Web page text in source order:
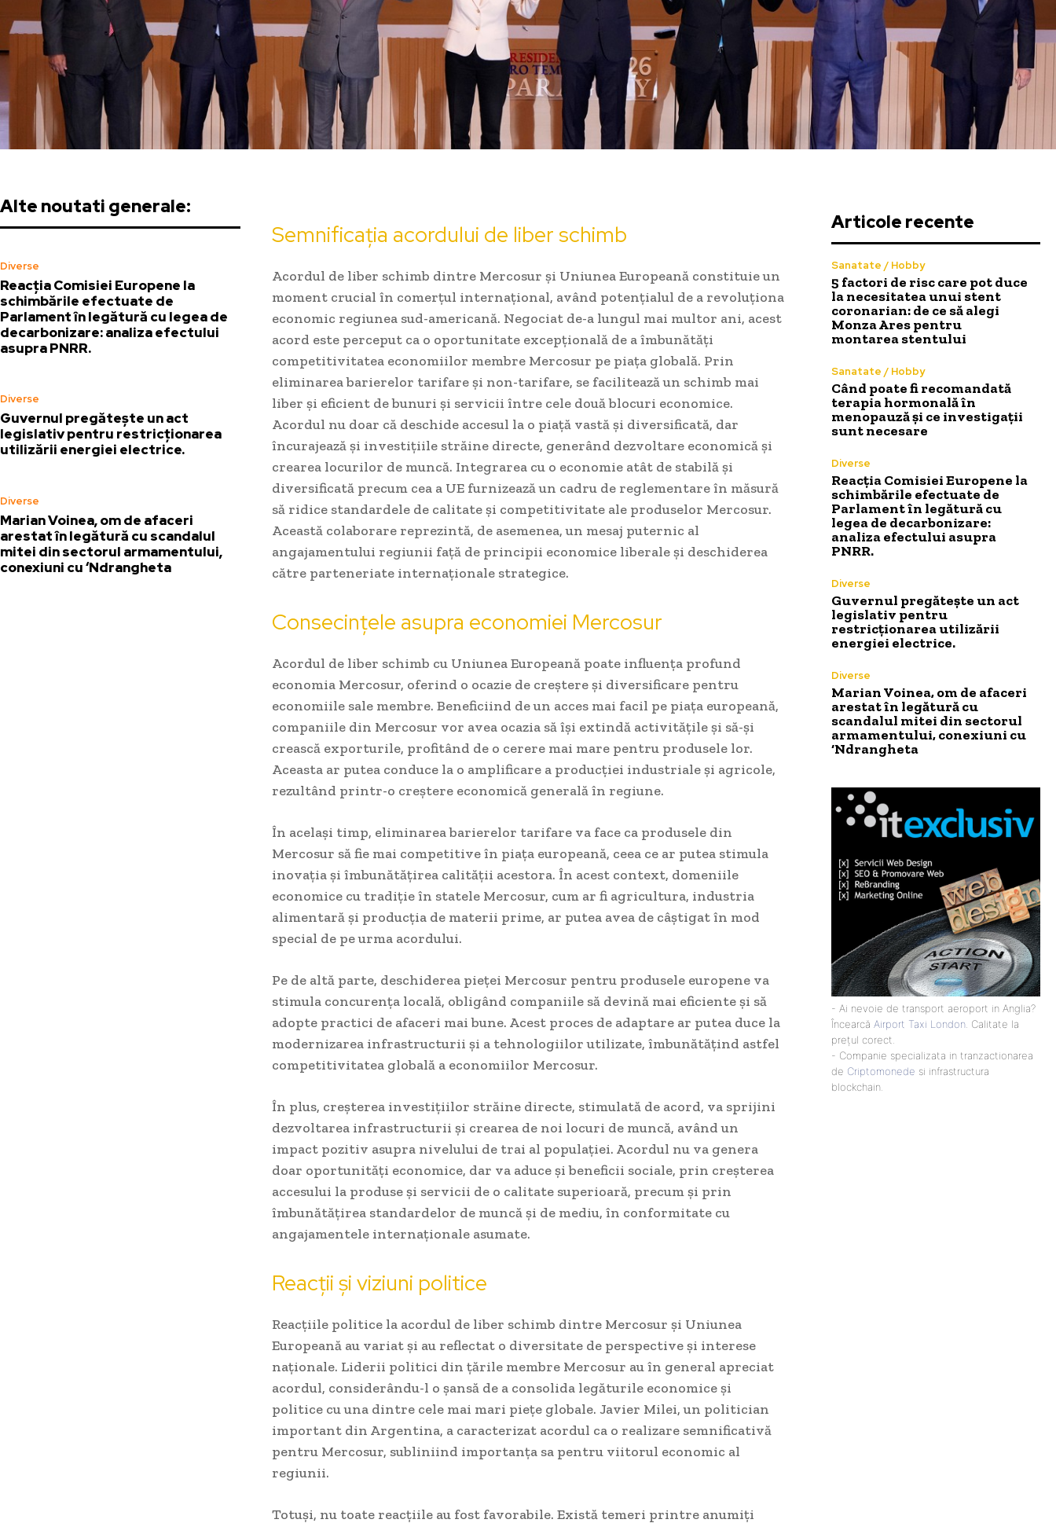
Alte noutati generale:
Diverse
Reacția Comisiei Europene la
schimbările efectuate de
Parlament în legătură cu legea de
decarbonizare: analiza efectului
asupra PNRR.
Diverse
Guvernul pregătește un act
legislativ pentru restricționarea
utilizării energiei electrice.
Diverse
Marian Voinea, om de afaceri
arestat în legătură cu scandalul
mitei din sectorul armamentului,
conexiuni cu ‘Ndrangheta
Semnificația acordului de liber schimb
Acordul de liber schimb dintre Mercosur și Uniunea Europeană constituie un
moment crucial în comerțul internațional, având potențialul de a revoluționa
economic regiunea sud-americană. Negociat de-a lungul mai multor ani, acest
acord este perceput ca o oportunitate excepțională de a îmbunătăți
competitivitatea economiilor membre Mercosur pe piața globală. Prin
eliminarea barierelor tarifare și non-tarifare, se facilitează un schimb mai
liber și eficient de bunuri și servicii între cele două blocuri economice.
Acordul nu doar că deschide accesul la o piață vastă și diversificată, dar
încurajează și investițiile străine directe, generând dezvoltare economică și
crearea locurilor de muncă. Integrarea cu o economie atât de stabilă și
diversificată precum cea a UE furnizează un cadru de reglementare în măsură
să ridice standardele de calitate și competitivitate ale produselor Mercosur.
Această colaborare reprezintă, de asemenea, un mesaj puternic al
angajamentului regiunii față de principii economice liberale și deschiderea
către parteneriate internaționale strategice.
Consecințele asupra economiei Mercosur
Acordul de liber schimb cu Uniunea Europeană poate influența profund
economia Mercosur, oferind o ocazie de creștere și diversificare pentru
economiile sale membre. Beneficiind de un acces mai facil pe piața europeană,
companiile din Mercosur vor avea ocazia să își extindă activitățile și să-și
crească exporturile, profitând de o cerere mai mare pentru produsele lor.
Aceasta ar putea conduce la o amplificare a producției industriale și agricole,
rezultând printr-o creștere economică generală în regiune.
În același timp, eliminarea barierelor tarifare va face ca produsele din
Mercosur să fie mai competitive în piața europeană, ceea ce ar putea stimula
inovația și îmbunătățirea calității acestora. În acest context, domeniile
economice cu tradiție în statele Mercosur, cum ar fi agricultura, industria
alimentară și producția de materii prime, ar putea avea de câștigat în mod
special de pe urma acordului.
Pe de altă parte, deschiderea pieței Mercosur pentru produsele europene va
stimula concurența locală, obligând companiile să devină mai eficiente și să
adopte practici de afaceri mai bune. Acest proces de adaptare ar putea duce la
modernizarea infrastructurii și a tehnologiilor utilizate, îmbunătățind astfel
competitivitatea globală a economiilor Mercosur.
În plus, creșterea investițiilor străine directe, stimulată de acord, va sprijini
dezvoltarea infrastructurii și crearea de noi locuri de muncă, având un
impact pozitiv asupra nivelului de trai al populației. Acordul nu va genera
doar oportunități economice, dar va aduce și beneficii sociale, prin creșterea
accesului la produse și servicii de o calitate superioară, precum și prin
îmbunătățirea standardelor de muncă și de mediu, în conformitate cu
angajamentele internaționale asumate.
Reacții și viziuni politice
Reacțiile politice la acordul de liber schimb dintre Mercosur și Uniunea
Europeană au variat și au reflectat o diversitate de perspective și interese
naționale. Liderii politici din țările membre Mercosur au în general apreciat
acordul, considerându-l o șansă de a consolida legăturile economice și
politice cu una dintre cele mai mari piețe globale. Javier Milei, un politician
important din Argentina, a caracterizat acordul ca o realizare semnificativă
pentru Mercosur, subliniind importanța sa pentru viitorul economic al
regiunii.
Totuși, nu toate reacțiile au fost favorabile. Există temeri printre anumiți
Articole recente
Sanatate / Hobby
5 factori de risc care pot duce
la necesitatea unui stent
coronarian: de ce să alegi
Monza Ares pentru
montarea stentului
Sanatate / Hobby
Când poate fi recomandată
terapia hormonală în
menopauză și ce investigații
sunt necesare
Diverse
Reacția Comisiei Europene la
schimbările efectuate de
Parlament în legătură cu
legea de decarbonizare:
analiza efectului asupra
PNRR.
Diverse
Guvernul pregătește un act
legislativ pentru
restricționarea utilizării
energiei electrice.
Diverse
Marian Voinea, om de afaceri
arestat în legătură cu
scandalul mitei din sectorul
armamentului, conexiuni cu
‘Ndrangheta
- Ai nevoie de transport aeroport in Anglia?
Încearcă Airport Taxi London . Calitate la
prețul corect.
- Companie specializata in tranzactionarea
de Criptomonede si infrastructura
blockchain.